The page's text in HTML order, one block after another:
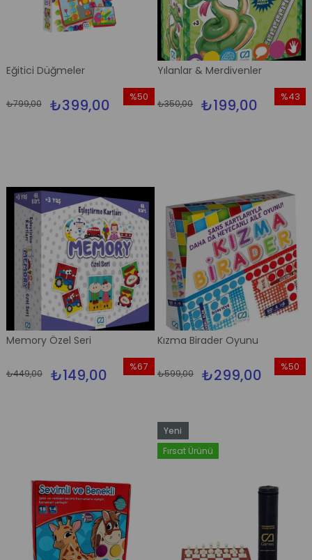
Eğitici Düğmeler
₺399,00
₺799,00
%50
Yılanlar & Merdivenler
₺199,00
₺350,00
%43
Memory Özel Seri
₺149,00
₺449,00
%67
Kızma Birader Oyunu
₺299,00
₺599,00
%50
Yeni
Ürün
Fırsat Ürünü